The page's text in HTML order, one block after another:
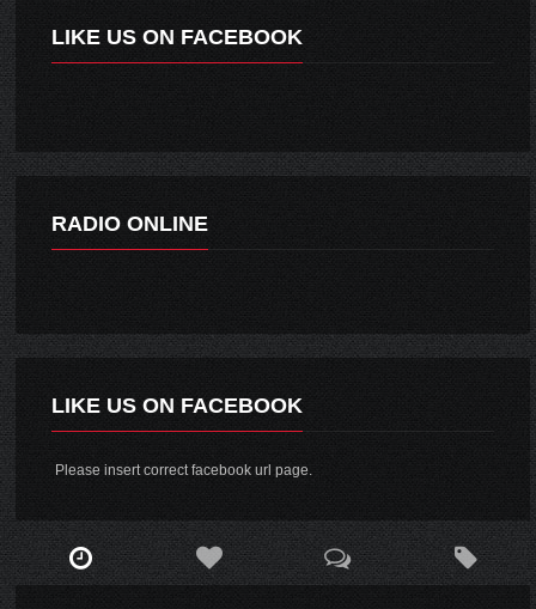
LIKE US ON FACEBOOK
RADIO ONLINE
LIKE US ON FACEBOOK
Please insert correct facebook url page.